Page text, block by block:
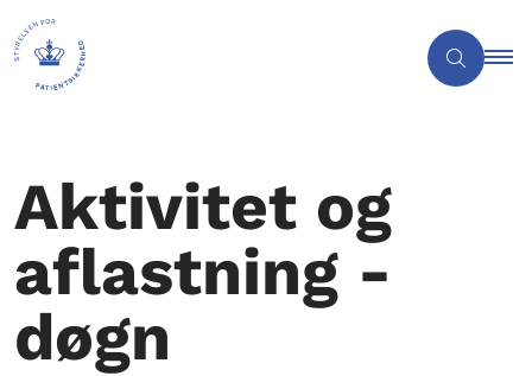
Aktivitet og
aflastning -
døgn